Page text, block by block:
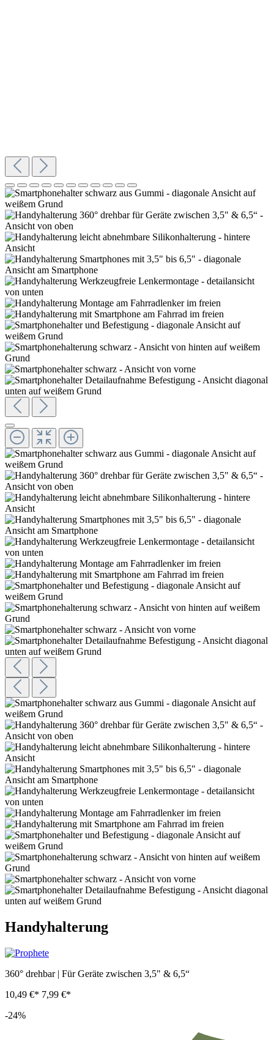
Handyhalterung
360° drehbar | Für Geräte zwischen 3,5" & 6,5“
10,49 €* 7,99 €*
-24%